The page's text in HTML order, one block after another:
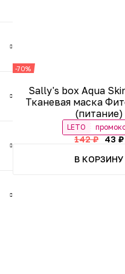
-70%
Sally's box Aqua
Тканевая маска
(питание)
LETO
142 ₽
43 ₽
В КОРЗИНУ